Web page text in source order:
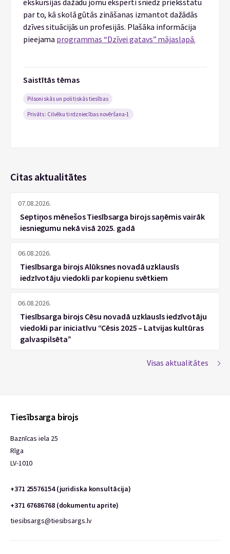
ekskursijās dažādu jomu eksperti sniedz priekšstatu
par to, kā skolā gūtās zināšanas izmantot dažādās
dzīves situācijās un profesijās. Plašāka informācija
pieejama programmas “Dzīvei gatavs” mājaslapā.
Saistītās tēmas
Pilsoniskās un politiskās tiesības
Privāts: Cilvēku tirdzniecības novēršana-1
Citas aktualitātes
07.08.2026.
Septiņos mēnešos Tiesībsarga birojs saņēmis vairāk
iesniegumu nekā visā 2025. gadā
06.08.2026.
Tiesībsarga birojs Alūksnes novadā uzklausīs
iedzīvotāju viedokli par kopienu svētkiem
06.08.2026.
Tiesībsarga birojs Cēsu novadā uzklausīs iedzīvotāju
viedokli par iniciatīvu “Cēsis 2025 – Latvijas kultūras
galvaspilsēta”
Visas aktualitātes
Tiesībsarga birojs
Baznīcas iela 25
Rīga
LV-1010
+371 25576154 (juridiska konsultācija)
+371 67686768 (dokumentu aprite)
tiesibsargs@tiesibsargs.lv